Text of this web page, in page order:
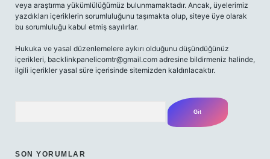
veya araştırma yükümlülüğümüz bulunmamaktadır. Ancak, üyelerimiz
yazdıkları içeriklerin sorumluluğunu taşımakta olup, siteye üye olarak
bu sorumluluğu kabul etmiş sayılırlar.
Hukuka ve yasal düzenlemelere aykırı olduğunu düşündüğünüz
içerikleri, backlinkpanelicomtr@gmail.com adresine bildirmeniz halinde,
ilgili içerikler yasal süre içerisinde sitemizden kaldırılacaktır.
SON YORUMLAR